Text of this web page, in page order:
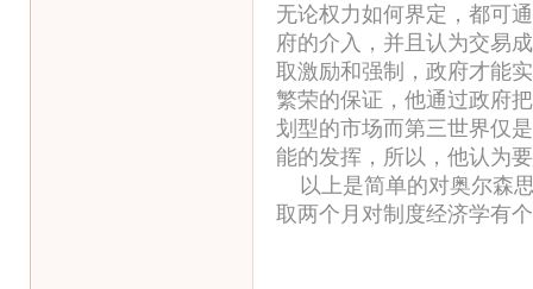
无论权力如何界定，都可
府的介入，并且认为交易
取激励和强制，政府才能
繁荣的保证，他通过政府
划型的市场而第三世界仅
能的发挥，所以，他认为
以上是简单的对奥尔森
取两个月对制度经济学有